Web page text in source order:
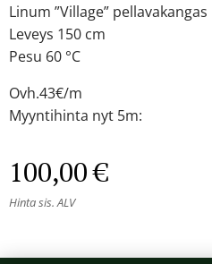
Linum ”Village” pellavakangas
Leveys 150 cm
Pesu 60 °C
Ovh.43€/m
Myyntihinta nyt 5m:
100,00€
Hinta sis. ALV